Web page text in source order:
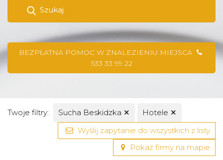
Szukaj
BEZPŁATNA POMOC W ZNALEZIENIU MIEJSCA
533 33 99 22
Twoje filtry: Sucha Beskidzka ✕ Hotele ✕
Wyślij zapytanie do wszystkich z listy
Pokaż firmy na mapie